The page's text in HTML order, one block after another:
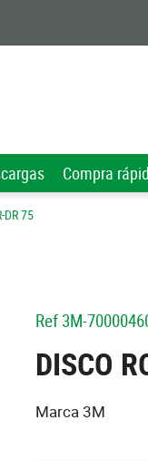
Compra
DR 75
Ref3M-
DISCO
Marca 3M